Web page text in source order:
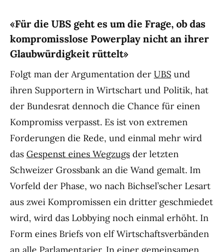
«Für die UBS geht es um die Frage, ob das
kompromisslose Powerplay nicht an ihrer
Glaubwürdigkeit rüttelt»
Folgt man der Argumentation der UBS und
ihren Supportern in Wirtschart und Politik, hat
der Bundesrat dennoch die Chance für einen
Kompromiss verpasst. Es ist von extremen
Forderungen die Rede, und einmal mehr wird
das Gespenst eines Wegzugs der letzten
Schweizer Grossbank an die Wand gemalt. Im
Vorfeld der Phase, wo nach Bichsel’scher Lesart
aus zwei Kompromissen ein dritter geschmiedet
wird, wird das Lobbying noch einmal erhöht. In
Form eines Briefs von elf Wirtschaftsverbänden